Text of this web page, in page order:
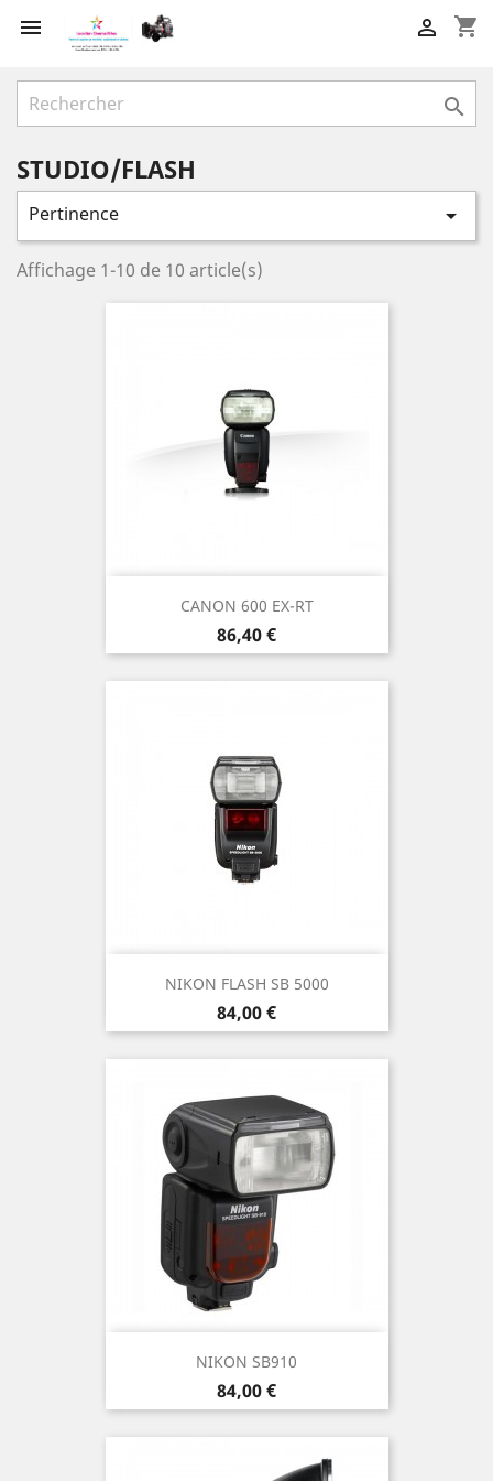
 shopping_cart


STUDIO/FLASH
Pertinence 
Affichage 1-10 de 10 article(s)
CANON 600 EX-RT
Prix
86,40 €
NIKON FLASH SB 5000
Prix
84,00 €
NIKON SB910
Prix
84,00 €